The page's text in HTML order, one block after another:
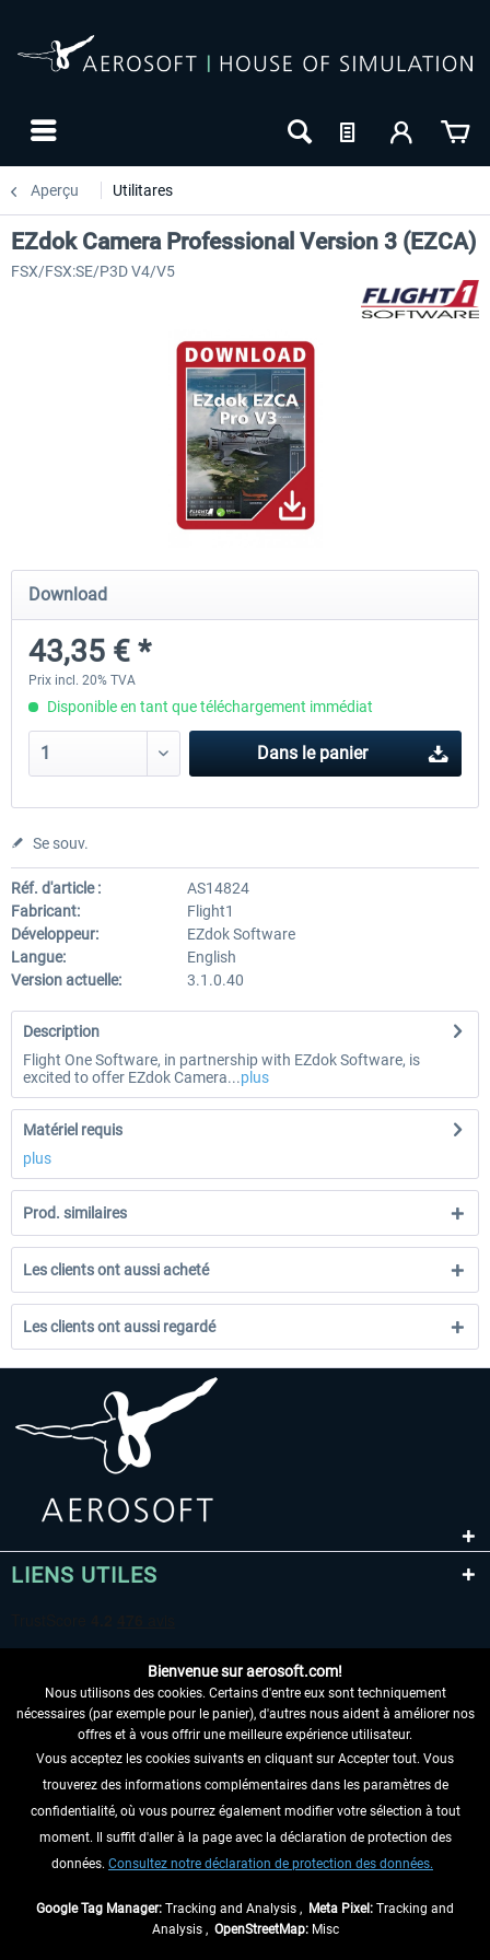
Aperçu Utilitares
Ultimate Traffic Live
49,36 € *
FS Global Real
EZdok Camera Professional Version 3 (EZCA)
FSX/FSX:SE/P3D V4/V5
Download
43,35 € *
Prix incl. 20% TVA
Disponible en tant que téléchargement immédiat
Dans le panier
Se souv.
Réf. d'article :
AS14824
Fabricant:
Flight1
Développeur:
EZdok Software
Langue:
English
Version actuelle:
3.1.0.40
Description
Flight One Software, in partnership with EZdok Software, is
excited to offer EZdok Camera...plus
Matériel requis
plus
Prod. similaires
Les clients ont aussi acheté
Les clients ont aussi regardé
LIENS UTILES
RENONCER AU CONTRAT ICI
INFORMATIONS
NE MANQUEZ PAS LES DERNIÈRES
Bienvenue sur aerosoft.com!
Nous utilisons des cookies. Certains d'entre eux sont techniquement
nécessaires (par exemple pour le panier), d'autres nous aident à améliorer nos
offres et à vous offrir une meilleure expérience utilisateur.
Vous acceptez les cookies suivants en cliquant sur Accepter tout. Vous
trouverez des informations complémentaires dans les paramètres de
confidentialité, où vous pourrez également modifier votre sélection à tout
moment. Il suffit d'aller à la page avec la déclaration de protection des
données. Consultez notre déclaration de protection des données.
Google Tag Manager: Tracking and Analysis , Meta Pixel: Tracking and
Analysis , OpenStreetMap:Misc